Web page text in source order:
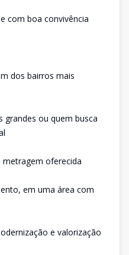
com boa convivência
dos bairros mais
grandes ou quem busca
oferecida
em uma área com
e valorização